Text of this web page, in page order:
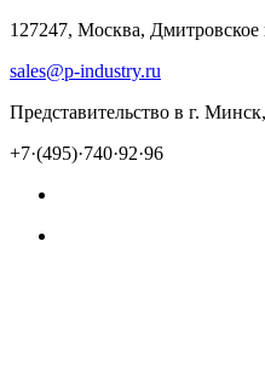
127247, Москва,
sales@p-industry.ru
Представительство в г.
+7·(495)·740·92·96